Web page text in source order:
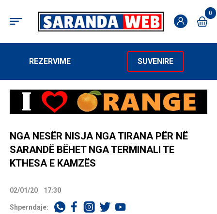
0
REZERVIME SUVENIRE
NGA NESËR NISJA NGA TIRANA PËR NË
SARANDË BËHET NGA TERMINALI TE
KTHESA E KAMZËS
02/01/20 17:30
Shperndaje: